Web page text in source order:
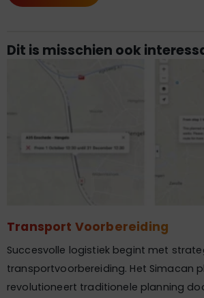
Dit is misschien ook
Transport Voorbereiding
Succesvolle logistiek begint met
transportvoorbereiding. Het Simacan
revolutioneert traditionele planning